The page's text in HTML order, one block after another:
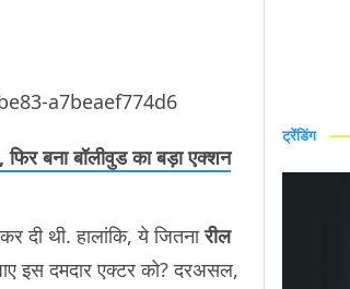
a7beaef774d6
बना बॉलीवुड का बड़ा एक्शन
कर दी थी. हालांकि, ये जितनारील
इस दमदार एक्टर को? दरअसल,
ट्रेंडिंग